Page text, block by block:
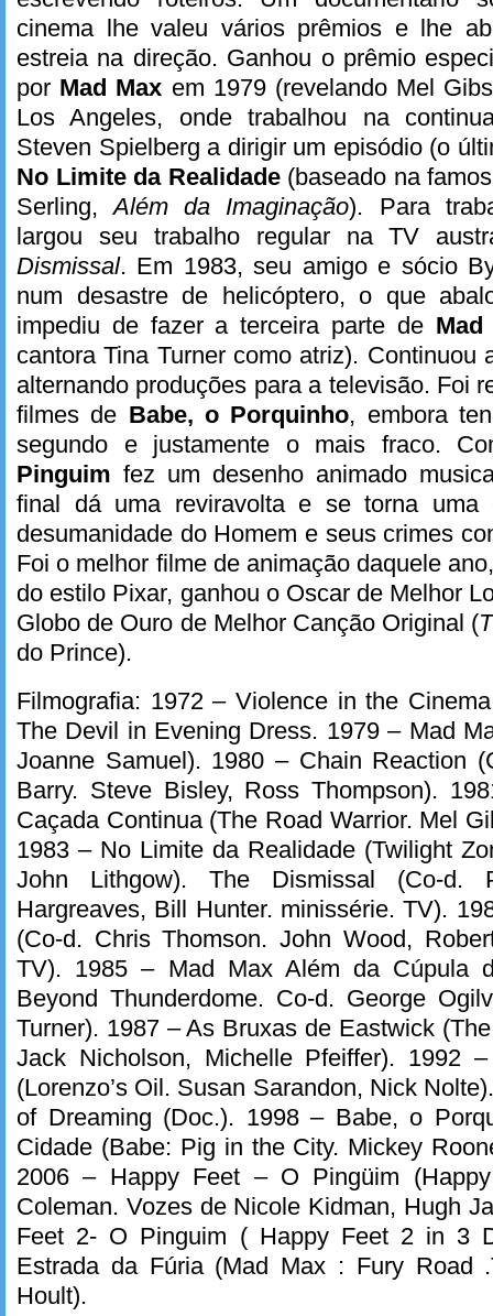
cinema lhe valeu vários prêmios e lhe
estreia na direção. Ganhou o prêmio
por Mad Max em 1979 (revelando Mel
Los Angeles, onde trabalhou na
Steven Spielberg a dirigir um episódio (o
No Limite da Realidade(baseado na
Serling,Além da Imaginação). Para
largou seu trabalho regular na TV
Dismissal. Em 1983, seu amigo e sócio
num desastre de helicóptero, o que
impediu de fazer a terceira parte de Mad
cantora Tina Turner como atriz). Continuou
alternando produções para a televisão. Foi
filmes de Babe, o Porquinho, embora
segundo e justamente o mais fraco.
Pinguim fez um desenho animado
final dá uma reviravolta e se torna uma
desumanidade do Homem e seus crimes
Foi o melhor filme de animação daquele
do estilo Pixar, ganhou o Oscar de Melhor
Globo de Ouro de Melhor Canção Original (
do Prince).
Filmografia: 1972 – Violence in the
The Devil in Evening Dress. 1979 – Mad
Joanne Samuel). 1980 – Chain Reaction
Barry. Steve Bisley, Ross Thompson).
Caçada Continua (The Road Warrior. Mel
1983 – No Limite da Realidade (Twilight
John Lithgow). The Dismissal (Co-d.
Hargreaves, Bill Hunter. minissérie. TV).
(Co-d. Chris Thomson. John Wood,
TV). 1985 – Mad Max Além da Cúpula
Beyond Thunderdome. Co-d. George
Turner). 1987 – As Bruxas de Eastwick
Jack Nicholson, Michelle Pfeiffer). 1992
(Lorenzo’s Oil. Susan Sarandon, Nick
of Dreaming (Doc.). 1998 – Babe, o
Cidade (Babe: Pig in the City. Mickey
2006 – Happy Feet – O Pingüim
Coleman. Vozes de Nicole Kidman, Hugh
Feet 2- O Pinguim ( Happy Feet 2 in 3
Estrada da Fúria (Mad Max : Fury Road
Hoult).